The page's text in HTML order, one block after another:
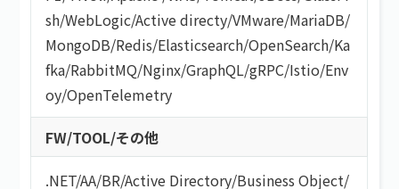
sh/WebLogic/Active directy/VMware/MariaDB/
MongoDB/Redis/Elasticsearch/OpenSearch/Ka
fka/RabbitMQ/Nginx/GraphQL/gRPC/Istio/Env
oy/OpenTelemetry
FW/TOOL/その他
.NET/AA/BR/Active Directory/Business Object/